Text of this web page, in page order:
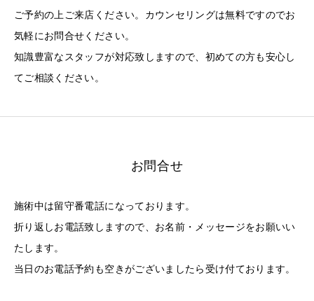
ご予約の上ご来店ください。カウンセリングは無料ですのでお
気軽にお問合せください。
知識豊富なスタッフが対応致しますので、初めての方も安心し
てご相談ください。
お問合せ
施術中は留守番電話になっております。
折り返しお電話致しますので、お名前・メッセージをお願いい
たします。
当日のお電話予約も空きがございましたら受け付ております。